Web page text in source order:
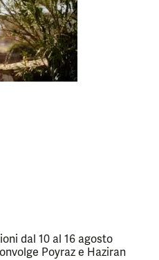
dal 10 al 16 agosto
Poyraz e Haziran